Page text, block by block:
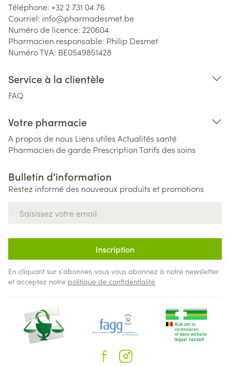
Téléphone: +32 2 731 04 76
Courriel: info@pharmadesmet.be
Numéro de licence: 220604
Pharmacien responsable: Philip Desmet
Numéro TVA: BE0549851428
Service à la clientèle
FAQ
Votre pharmacie
A propos de nous Liens utiles Actualités santé
Pharmacien de garde PrescriptionTarifs des soins
Bulletin d’information
Restez informé des nouveaux produits et promotions
Inscription
En cliquant sur s'abonner, vous vous abonnez à notre newsletter
et acceptez notre politique de confidentialité.